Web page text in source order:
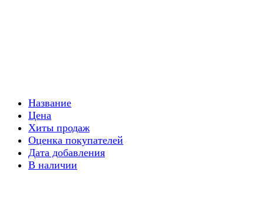
Название
Цена
Хиты продаж
Оценка покупателей
Дата добавления
В наличии